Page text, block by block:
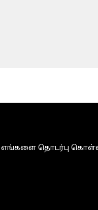
எங்களை தொடர்பு